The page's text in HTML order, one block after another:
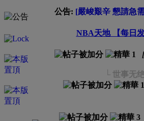
公告: [嚴峻艱辛 懇請急
NBA天地 【每日
[
└ 世事无